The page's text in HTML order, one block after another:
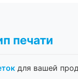
печати
для вашей